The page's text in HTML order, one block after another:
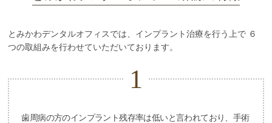
とみかわデンタルオフィスでは、インプラント治療を行う上で ６
つの取組みを行わせていただいております。
1
歯周病の方のインプラント残存率は低いと言われており、手術